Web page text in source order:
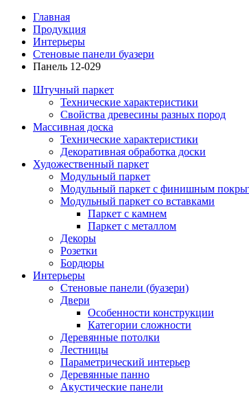
Главная
Продукция
Интерьеры
Стеновые панели буазери
Панель 12-029
Штучный паркет
Технические характеристики
Свойства древесины разных пород
Массивная доска
Технические характеристики
Декоративная обработка доски
Художественный паркет
Модульный паркет
Модульный паркет с финишным
Модульный паркет со вставками
Паркет с камнем
Паркет с металлом
Декоры
Розетки
Бордюры
Интерьеры
Стеновые панели (буазери)
Двери
Особенности конструкции
Категории сложности
Деревянные потолки
Лестницы
Параметрический интерьер
Деревянные панно
Акустические панели